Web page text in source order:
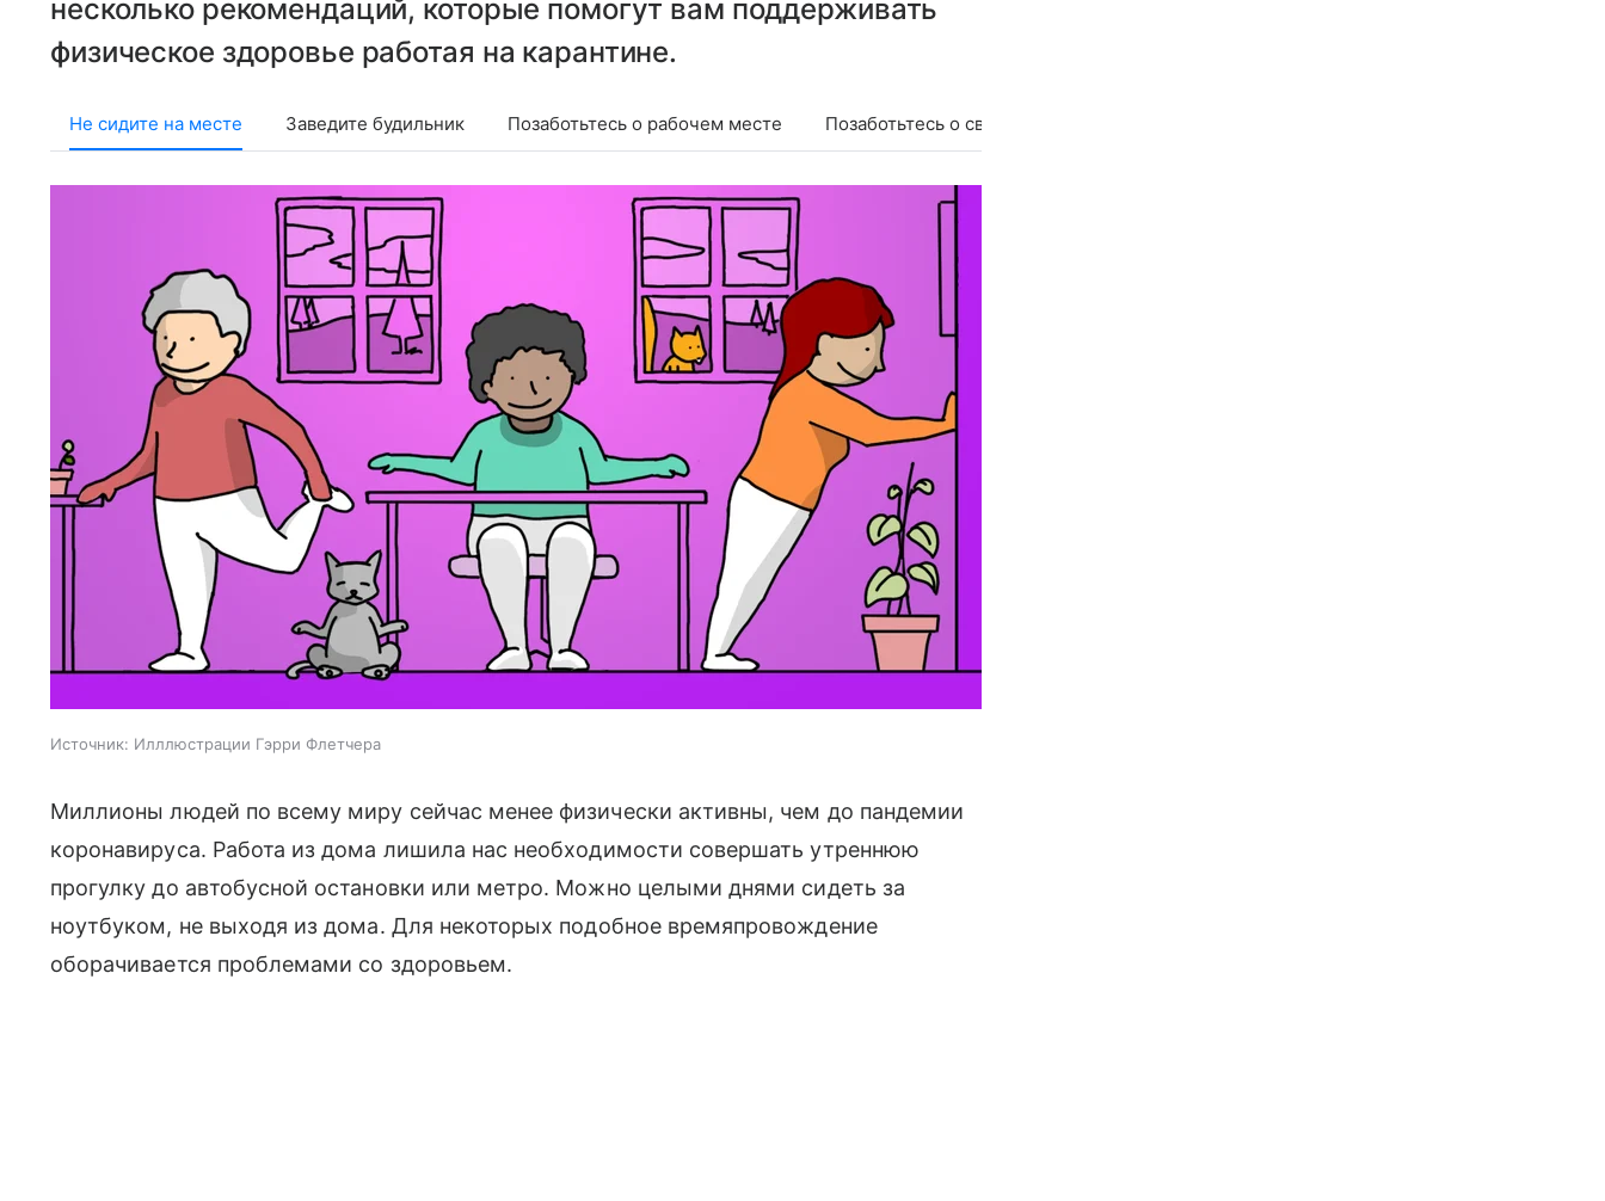
несколько рекомендаций, которые помогут вам поддерживать
физическое здоровье работая на карантине.
Не сидите на месте Заведите будильник Позаботьтесь о рабочем месте Позаботьтесь о своем сне
Источник: Илллюстрации Гэрри Флетчера
Миллионы людей по всему миру сейчас менее физически активны, чем до пандемии
коронавируса. Работа из дома лишила нас необходимости совершать утреннюю
прогулку до автобусной остановки или метро. Можно целыми днями сидеть за
ноутбуком, не выходя из дома. Для некоторых подобное времяпровождение
оборачивается проблемами со здоровьем.